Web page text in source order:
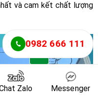
và cam kết chất lượng
Zalo Messenger
0982 666 111